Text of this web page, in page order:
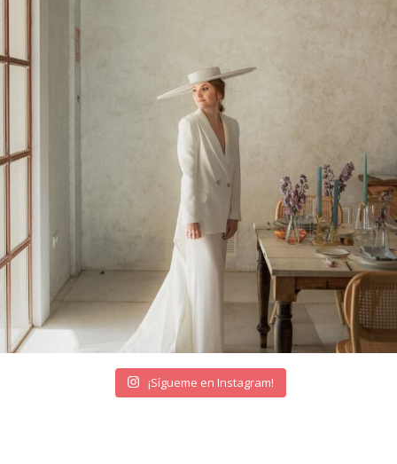
¡Sígueme en Instagram!